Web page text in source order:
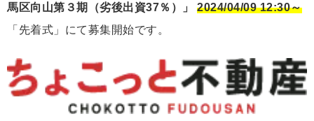
馬区向山第３期（劣後出資37％）」
2024/04/09 12:30～
「先着式」にて募集開始です。